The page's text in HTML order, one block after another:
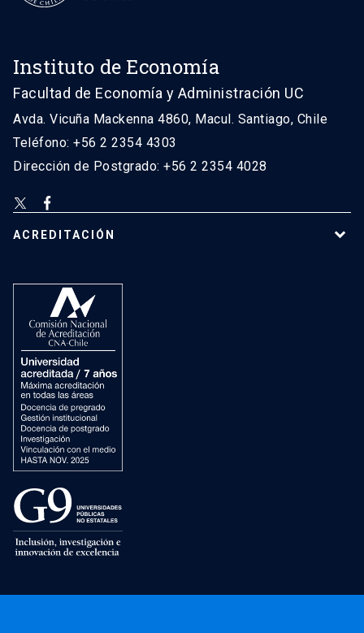
Instituto de Economía
Facultad de Economía y Administración UC
Avda. Vicuña Mackenna 4860, Macul. Santiago, Chile
Teléfono: +56 2 2354 4303
Dirección de Postgrado: +56 2 2354 4028
ACREDITACIÓN